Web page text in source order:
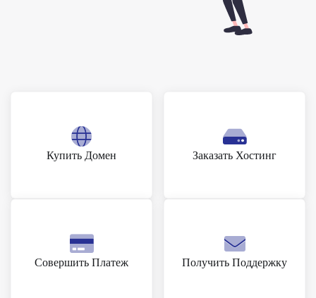
Купить Домен Заказать Хостинг
Совершить Платеж Получить Поддержку